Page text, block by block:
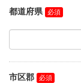
都道府県
市区郡